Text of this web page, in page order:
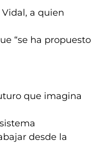
a quien
“se ha propuesto
que imagina
desde la